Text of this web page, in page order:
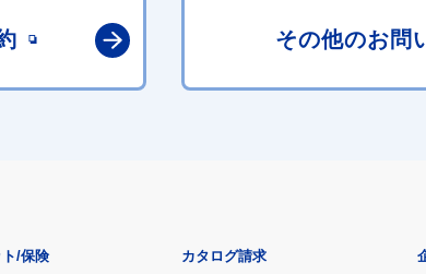
その他のお問
/保険
カタログ請求